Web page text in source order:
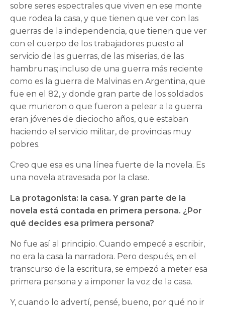
sobre seres espectrales que viven en ese monte
que rodea la casa, y que tienen que ver con las
guerras de la independencia, que tienen que ver
con el cuerpo de los trabajadores puesto al
servicio de las guerras, de las miserias, de las
hambrunas; incluso de una guerra más reciente
como es la guerra de Malvinas en Argentina, que
fue en el 82, y donde gran parte de los soldados
que murieron o que fueron a pelear a la guerra
eran jóvenes de dieciocho años, que estaban
haciendo el servicio militar, de provincias muy
pobres.
Creo que esa es una línea fuerte de la novela. Es
una novela atravesada por la clase.
La protagonista: la casa. Y gran parte de la
novela está contada en primera persona. ¿Por
qué decides esa primera persona?
No fue así al principio. Cuando empecé a escribir,
no era la casa la narradora. Pero después, en el
transcurso de la escritura, se empezó a meter esa
primera persona y a imponer la voz de la casa.
Y, cuando lo advertí, pensé, bueno, por qué no ir